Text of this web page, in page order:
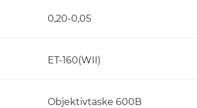
0,20-0,05
ET-160(WII)
Objektivtaske 600B